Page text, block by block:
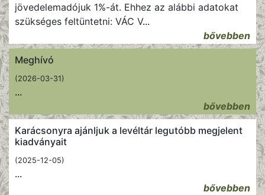
jövedelemadójuk 1%-át. Ehhez az alábbi adatokat
szükséges feltüntetni: VÁC V...
bővebben
Meghívó
(2026-03-31)
...
bővebben
Karácsonyra ajánljuk a levéltár legutóbb megjelent
kiadványait
(2025-12-05)
...
bővebben